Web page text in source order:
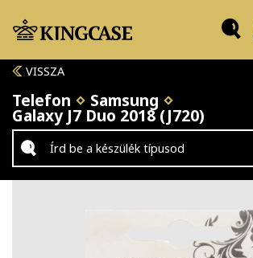
VISSZA
Telefon Samsung
Galaxy J7 Duo 2018 (J720)